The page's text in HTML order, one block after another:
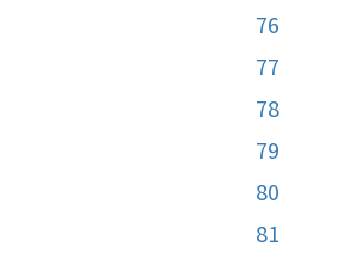
76
77
78
79
80
81